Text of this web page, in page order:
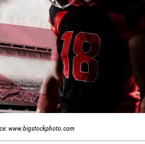
www.bigstockphoto.com